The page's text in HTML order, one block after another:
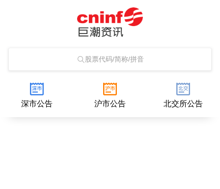
股票代码/简称/拼音
深市公告 沪市公告 北交所公告